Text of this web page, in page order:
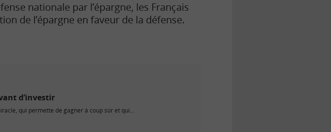
nationale par l’épargne, les Français
de l’épargne en faveur de la défense.
d’investir
qui permette de gagner à coup sûr et qui...